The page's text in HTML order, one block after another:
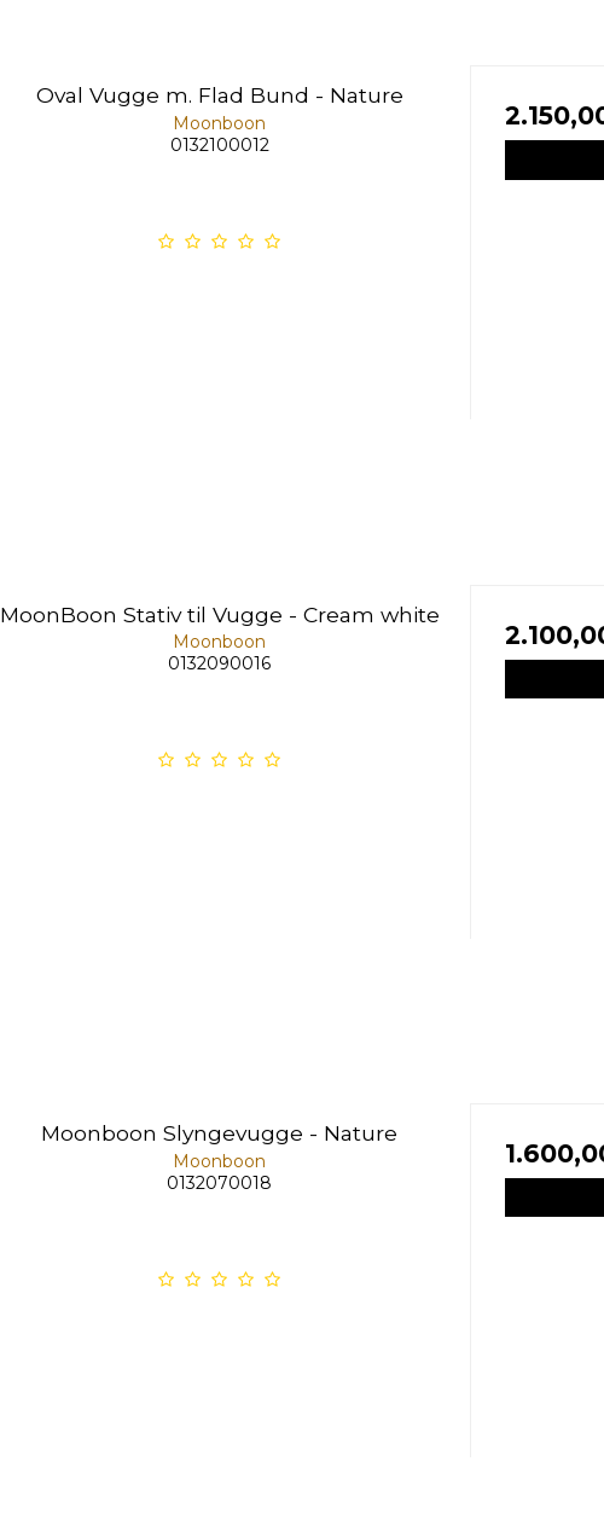
Oval Vugge m. Flad Bund - Nature
Moonboon
0132100012
MoonBoon Stativ til Vugge - Cream white
Moonboon
0132090016
Moonboon Slyngevugge - Nature
Moonboon
0132070018